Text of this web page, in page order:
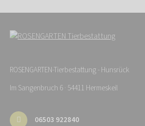
ROSENGARTEN-Tierbestattung - Hunsrück
Im Sangenbruch 6 · 54411 Hermeskeil
06503 922840